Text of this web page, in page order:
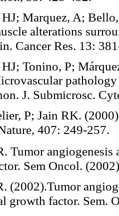
Marquez, A;
alterations
Cancer Res. 13:
Tonino, P;
J. Submicrosc.
P; Jain RK.
407: 249-257.
Tumor
Sem Oncol.
(2002).Tumor
growth factor. Sem.